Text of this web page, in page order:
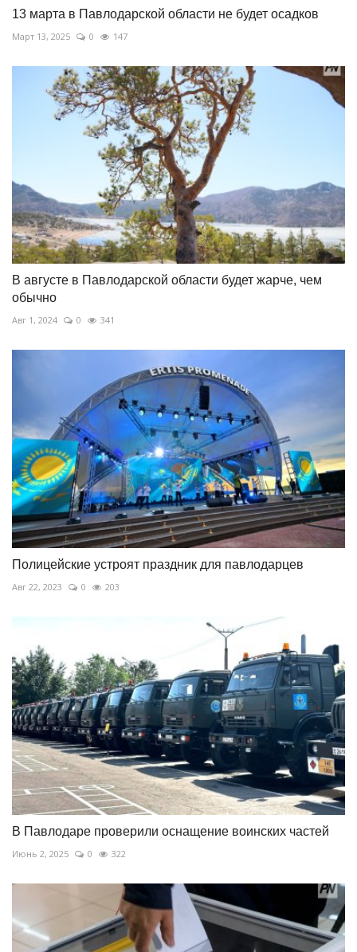
13 марта в Павлодарской области не будет осадков
Март 13, 2025 0 147
В августе в Павлодарской области будет жарче, чем
обычно
Авг 1, 2024 0 341
Полицейские устроят праздник для павлодарцев
Авг 22, 2023 0 203
В Павлодаре проверили оснащение воинских частей
Июнь 2, 2025 0 322